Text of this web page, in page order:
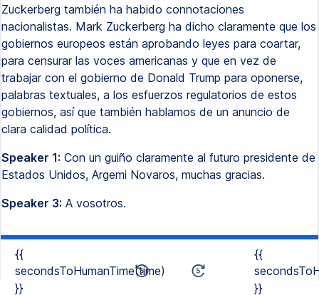
Zuckerberg también ha habido connotaciones
nacionalistas. Mark Zuckerberg ha dicho claramente que los
gobiernos europeos están aprobando leyes para coartar,
para censurar las voces americanas y que en vez de
trabajar con el gobierno de Donald Trump para oponerse,
palabras textuales, a los esfuerzos regulatorios de estos
gobiernos, así que también hablamos de un anuncio de
clara calidad política.
Speaker 1: Con un guiño claramente al futuro presidente de
Estados Unidos, Argemi Novaros, muchas gracias.
Speaker 3: A vosotros.
{{
secondsToHumanTime(time)
}}
{{
}}